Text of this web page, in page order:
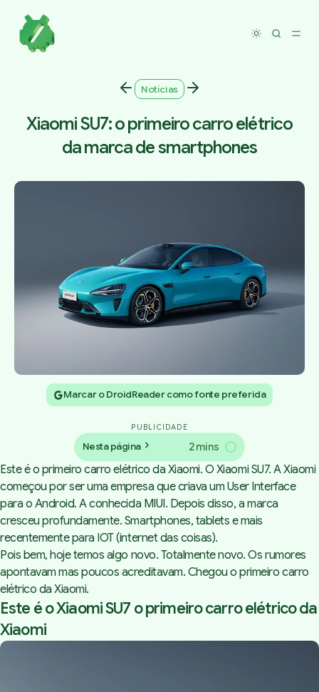
Toggle
Notícias
Xiaomi SU7: o primeiro carro elétrico
da marca de smartphones
Marcar o DroidReader como fonte preferida
PUBLICIDADE
Nesta página 2 mins
Este é o primeiro carro elétrico da Xiaomi. O Xiaomi SU7. A Xiaomi
começou por ser uma empresa que criava um User Interface
para o Android. A conhecida MIUI. Depois disso, a marca
cresceu profundamente. Smartphones, tablets e mais
recentemente para IOT (internet das coisas).
Pois bem, hoje temos algo novo. Totalmente novo. Os rumores
apontavam mas poucos acreditavam. Chegou o primeiro carro
elétrico da Xiaomi.
Este é o Xiaomi SU7 o primeiro carro elétrico da
Xiaomi